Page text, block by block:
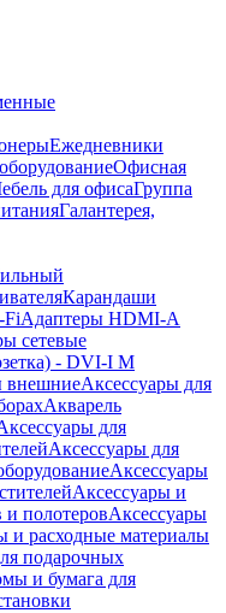
Ежедневники
Офисная
для офисаГруппа
Галантерея,
Карандаши
FiАдаптеры HDMI-A
сетевые
- DVI-I M
внешниеАксессуары для
Акварель
для
Аксессуары для
Аксессуары
Аксессуары и
и полотеровАксессуары
и расходные материалы
подарочных
и бумага для